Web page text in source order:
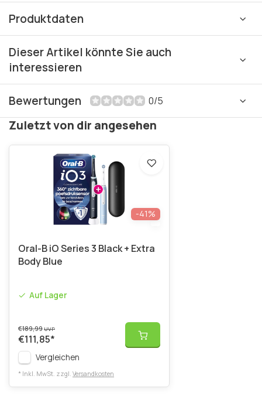
Produktdaten
Dieser Artikel könnte Sie auch
interessieren
Bewertungen 0/5
Zuletzt von dir angesehen
-41%
Oral-B iO Series 3 Black + Extra
Body Blue
Auf Lager
€189,99UVP
€111,85*
Vergleichen
* Inkl. MwSt. zzgl. Versandkosten